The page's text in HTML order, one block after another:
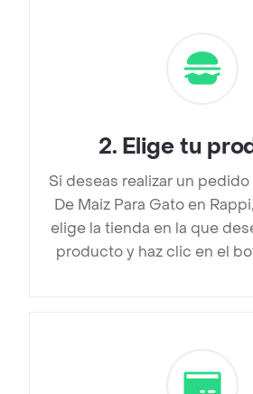
2. Elige tu
Si deseas realizar un pedido
De Maiz Para Gato en
elige la tienda en la que
producto y haz clic en el